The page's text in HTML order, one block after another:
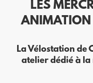
LES
ANIMATION
La Vélostation de
atelier dédié à